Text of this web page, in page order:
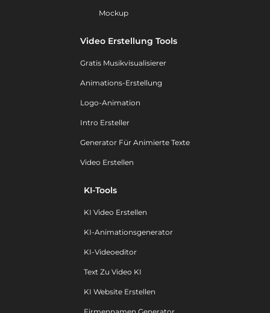
Mockup
Video Erstellung Tools
Gratis Musikvisualisierer
Animations-Erstellung
Logo-Animation
Intro Ersteller
Generator Für Animierte Texte
Video Erstellen
KI-Tools
KI Video Erstellen
KI-Animationsgenerator
KI-Videoeditor
Text Zu Video KI
KI Website Erstellen